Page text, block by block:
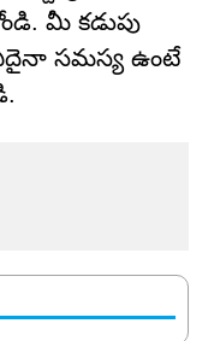
మీ కడుపు
సమస్య ఉంటే